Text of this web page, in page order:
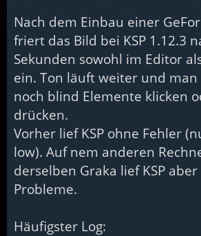
Nach dem Einbau einer
friert das Bild bei KSP 1.12.3
Sekunden sowohl im Editor
ein. Ton läuft weiter und man
noch blind Elemente klicken
drücken.
Vorher lief KSP ohne Fehler
low). Auf nem anderen
derselben Graka lief KSP
Probleme.
Häufigster Log: